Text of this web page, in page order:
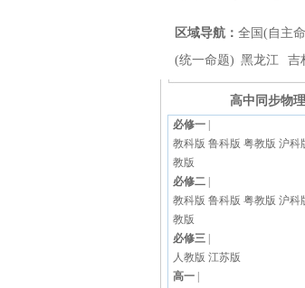
区域导航： 全国(自主
(统一命题) 黑龙江 吉
高中同步物理
必修一
教科版 鲁科版 粤教版 沪科
教版
必修二
教科版 鲁科版 粤教版 沪科
教版
必修三
人教版 江苏版
高一